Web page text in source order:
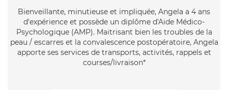
Bienveillante, minutieuse et impliquée, Angela a 4 ans
d'expérience et possède un diplôme d'Aide Médico-
Psychologique (AMP). Maitrisant bien les troubles de la
peau / escarres et la convalescence postopératoire, Angela
apporte ses services de transports, activités, rappels et
courses/livraison*